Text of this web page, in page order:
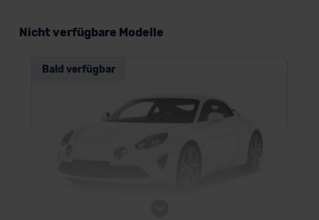
Nicht verfügbare Modelle
Bald verfügbar